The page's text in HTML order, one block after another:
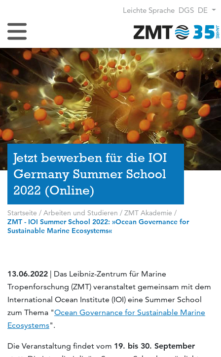
Leichte Sprache DGS DE
Navigation umschalten
Jetzt bewerben für die IOI
Germany Summer School
2022 (Online)
Startseite / Arbeiten und Studieren / ZMT Akademie /
ZMT - IOI Summer School 2022: »Ocean Governance for
Sustainable Marine Ecosystems«
13.06.2022 | Das Leibniz-Zentrum für Marine
Tropenforschung (ZMT) veranstaltet gemeinsam mit dem
International Ocean Institute (IOI) eine Summer School
zum Thema "Ocean Governance for Sustainable Marine
Ecosystems".
Die Veranstaltung findet vom 19. bis 30. September